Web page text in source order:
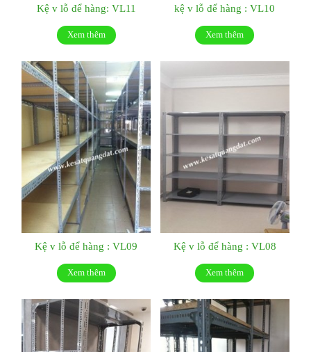
Kệ v lỗ để hàng: VL11
Xem thêm
kệ v lỗ để hàng : VL10
Xem thêm
Kệ v lỗ để hàng : VL09
Xem thêm
Kệ v lỗ để hàng : VL08
Xem thêm